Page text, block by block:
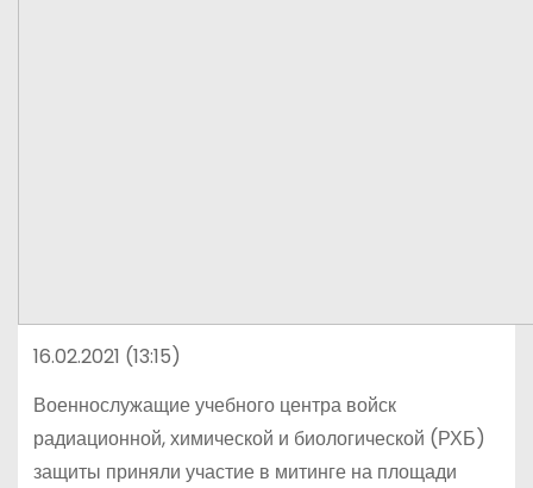
16.02.2021 (13:15)
Военнослужащие учебного центра войск
радиационной, химической и биологической (РХБ)
защиты приняли участие в митинге на площади